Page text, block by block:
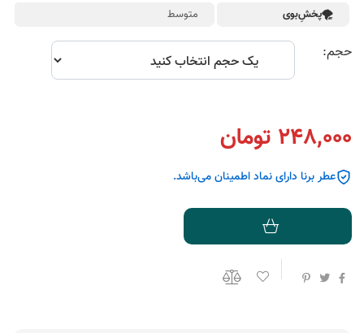
🌪پخشِ‌بوی
متوسط
حجم:
248,000 تومان
عطر برنا دارای نماد اطمینان می‌باشد.